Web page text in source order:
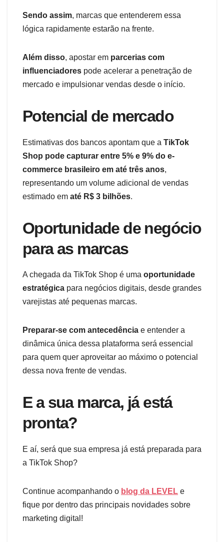
Sendo assim, marcas que entenderem essa
lógica rapidamente estarão na frente.
Além disso, apostar em parcerias com
influenciadores pode acelerar a penetração de
mercado e impulsionar vendas desde o início.
Potencial de mercado
Estimativas dos bancos apontam que a TikTok
Shop pode capturar entre 5% e 9% do e-
commerce brasileiro em até três anos,
representando um volume adicional de vendas
estimado em até R$ 3 bilhões.
Oportunidade de negócio
para as marcas
A chegada da TikTok Shop é uma oportunidade
estratégica para negócios digitais, desde grandes
varejistas até pequenas marcas.
Preparar-se com antecedência e entender a
dinâmica única dessa plataforma será essencial
para quem quer aproveitar ao máximo o potencial
dessa nova frente de vendas.
E a sua marca, já está
pronta?
E aí, será que sua empresa já está preparada para
a TikTok Shop?
Continue acompanhando o blog da LEVEL e
fique por dentro das principais novidades sobre
marketing digital!